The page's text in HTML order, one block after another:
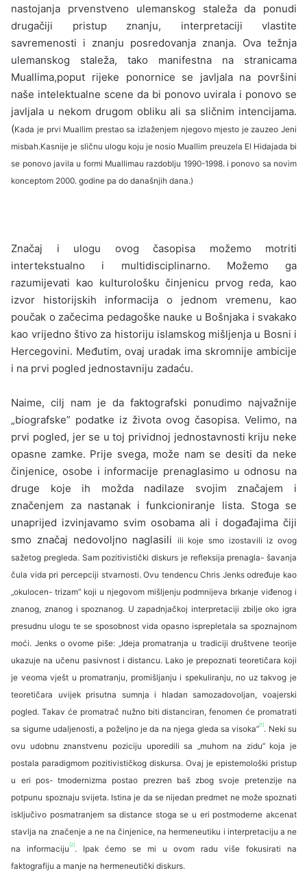
nastojanja prvenstveno ulemanskog staleža da ponudi
drugačiji pristup znanju, interpretaciji vlastite
savremenosti i znanju posredovanja zna­nja. Ova težnja
ulemanskog staleža, tako mani­festna na stranicama
Muallima,poput rijeke po­nornice se javljala na površini
naše intelektualne scene da bi ponovo uvirala i ponovo se
javljala u nekom drugom obliku ali sa sličnim intencijama.
(Kada je prvi Muallim prestao sa izlaženjem njegovo mjesto je zauzeo Jeni
misbah.Kasnije je sličnu ulogu koju je nosio Muallim preuzela El Hidajada bi
se ponovo javila u formi Muallimau razdoblju 1990-1998. i ponovo sa novim
konceptom 2000. godine pa do današnjih dana.)
Značaj i ulogu ovog časopisa možemo mo­triti
intertekstualno i multidisciplinarno. Može­mo ga
razumijevati kao kulturološku činjenicu prvog reda, kao
izvor historijskih informacija o jednom vremenu, kao
poučak o začecima peda­goške nauke u Bošnjaka i svakako
kao vrijedno štivo za historiju islamskog mišljenja u Bosni i
Hercegovini. Međutim, ovaj uradak ima skro­mnije ambicije
i na prvi pogled jednostavniju zadaću.
Naime, cilj nam je da faktografski ponudimo najvažnije
„biografske” podatke iz života ovog časopisa. Velimo, na
prvi pogled, jer se u toj pri­vidnoj jednostavnosti kriju neke
opasne zamke. Prije svega, može nam se desiti da neke
činjenice, osobe i informacije prenaglasimo u odnosu na
druge koje ih možda nadilaze svojim značajem i
značenjem za nastanak i funkcioniranje lista. Stoga se
unaprijed izvinjavamo svim osobama ali i događajima čiji
smo značaj nedovoljno naglasili
ili koje smo izostavili iz ovog
sažetog pregleda. Sam pozitivistički diskurs je refleksija prenagla- šavanja
čula vida pri percepciji stvarnosti. Ovu tendencu Chris Jenks određuje kao
„okulocen- trizam” koji u njegovom mišljenju podmnijeva brkanje viđenog i
znanog, znanog i spoznanog. U zapadnjačkoj interpretaciji zbilje oko igra
pre­sudnu ulogu te se sposobnost vida opasno isprepletala sa spoznajnom
moći. Jenks o ovome piše: „Ideja promatranja u tradiciji društvene teorije
ukazuje na učenu pasivnost i distancu. Lako je prepoznati teoretičara koji
je veoma vješt u pro­matranju, promišljanju i spekuliranju, no uz ta­kvog je
teoretičara uvijek prisutna sumnja i hla­dan samozadovoljan, voajerski
pogled. Takav će promatrač nužno biti distanciran, fenomen će promatrati
sa sigurne udaljenosti, a poželjno je da na njega gleda sa visoka” [1] . Neki su
ovu udob­nu znanstvenu poziciju uporedili sa „muhom na zidu” koja je
postala paradigmom pozitivističkog diskursa. Ovaj je epistemološki pristup
u eri pos- tmodernizma postao prezren baš zbog svoje pre­tenzije na
potpunu spoznaju svijeta. Istina je da se nijedan predmet ne može spoznati
isključivo posmatranjem sa distance stoga se u eri postmoderne akcenat
stavlja na značenje a ne na činje­nice, na hermeneutiku i interpretaciju a ne
na informaciju [2] . Ipak ćemo se mi u ovom radu više fokusirati na
faktografiju a manje na hermeneutički diskurs.